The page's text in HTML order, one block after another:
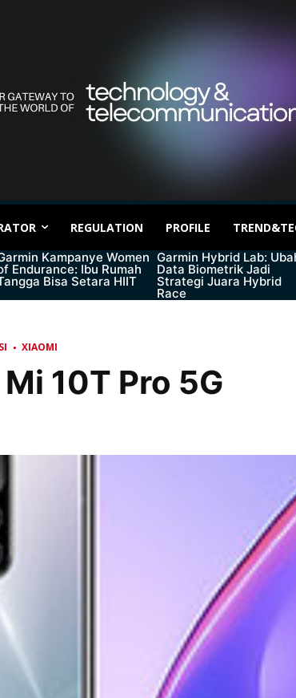
REGULATION PROFILE
Kampanye Women
Endurance: Ibu Rumah
Bisa Setara HIIT
Garmin Hybrid Lab:
Data Biometrik Jadi
Strategi Juara Hybrid
Race
XIAOMI
10T Pro 5G